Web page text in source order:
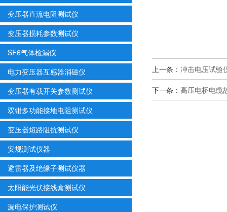
变压器直流电阻测试仪
变压器损耗参数测试仪
SF6气体检漏仪
电力变压器互感器消磁仪
变压器有载开关参数测试仪
双钳多功能接地电阻测试仪
变压器短路阻抗测试仪
安规测试仪器
避雷器及绝缘子测试仪器
太阳能光伏接线盒测试仪
漏电保护测试仪
上一条： 冲击电压试验
下一条： 高压电桥电缆